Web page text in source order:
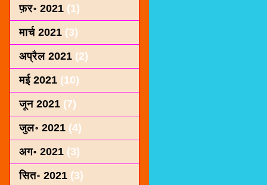
फ़र॰ 2021 (1)
मार्च 2021 (3)
अप्रैल 2021 (2)
मई 2021 (10)
जून 2021 (7)
जुल॰ 2021 (4)
अग॰ 2021 (3)
सित॰ 2021 (3)